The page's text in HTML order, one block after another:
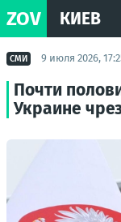
ZOV КИЕВ
СМИ 9 июля 2026,
Почти
Украине